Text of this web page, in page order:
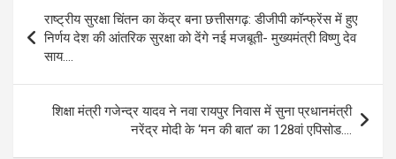
o
o
k
g A
p
a
n
navigation
राष्ट्रीय सुरक्षा चिंतन का केंद्र बना छत्तीसगढ़: डीजीपी कॉन्फ्रेंस में हुए
निर्णय देश की आंतरिक सुरक्षा को देंगे नई मजबूती- मुख्यमंत्री विष्णु देव
साय….
शिक्षा मंत्री गजेन्द्र यादव ने नवा रायपुर निवास में सुना प्रधानमंत्री
नरेंद्र मोदी के ‘मन की बात’ का 128वां एपिसोड….